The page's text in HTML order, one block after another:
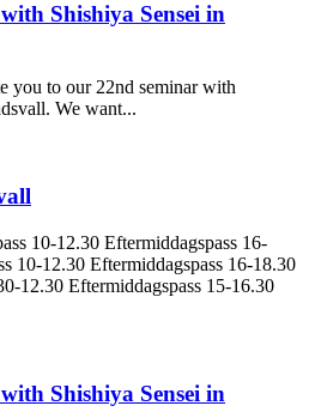
Shishiya Sensei in
you to our 22nd seminar with
We want...
10-12.30 Eftermiddagspass 16-
10-12.30 Eftermiddagspass 16-18.30
12.30 Eftermiddagspass 15-16.30
Shishiya Sensei in